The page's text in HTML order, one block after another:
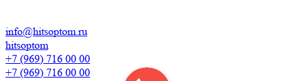
info@hitsoptom.ru
hitsoptom
+7 (969) 716 00 00
+7 (969) 716 00 00